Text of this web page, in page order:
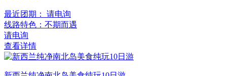
最近团期： 请电询
线路特色：不期而遇
请电询
查看详情